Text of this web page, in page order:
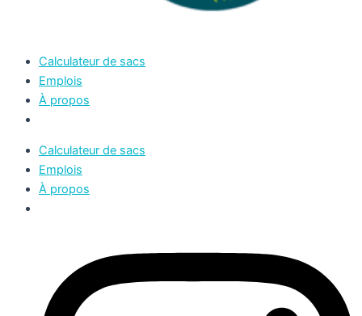
Calculateur de sacs
Emplois
À propos
Calculateur de sacs
Emplois
À propos